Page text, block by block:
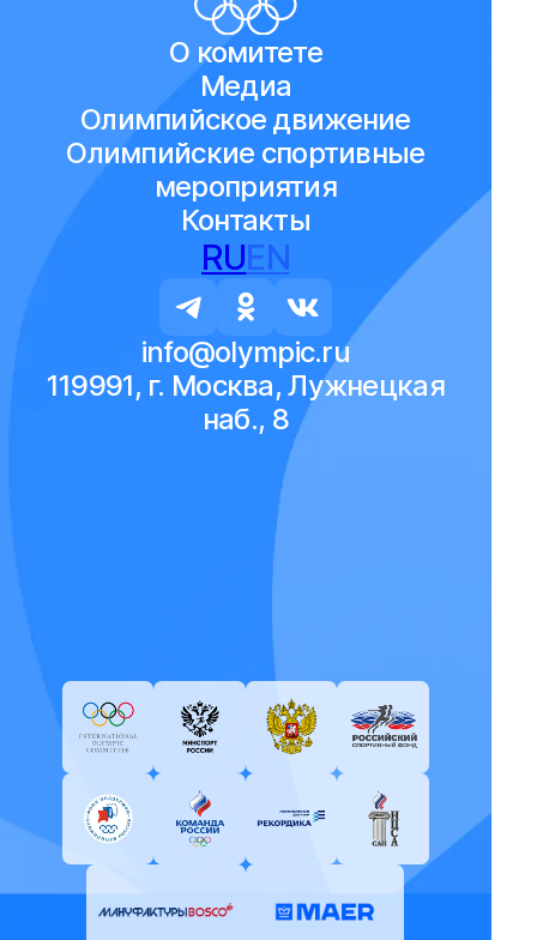
О комитете
Медиа
Олимпийское движение
Олимпийские спортивные
мероприятия
Контакты
RUEN
info@olympic.ru
119991, г. Москва, Лужнецкая
наб., 8